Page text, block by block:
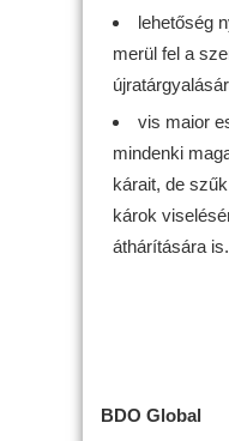
lehetőség
merül fel a
vis maior
mindenki
kárait, de
károk
áthárítására is.
BDO Global